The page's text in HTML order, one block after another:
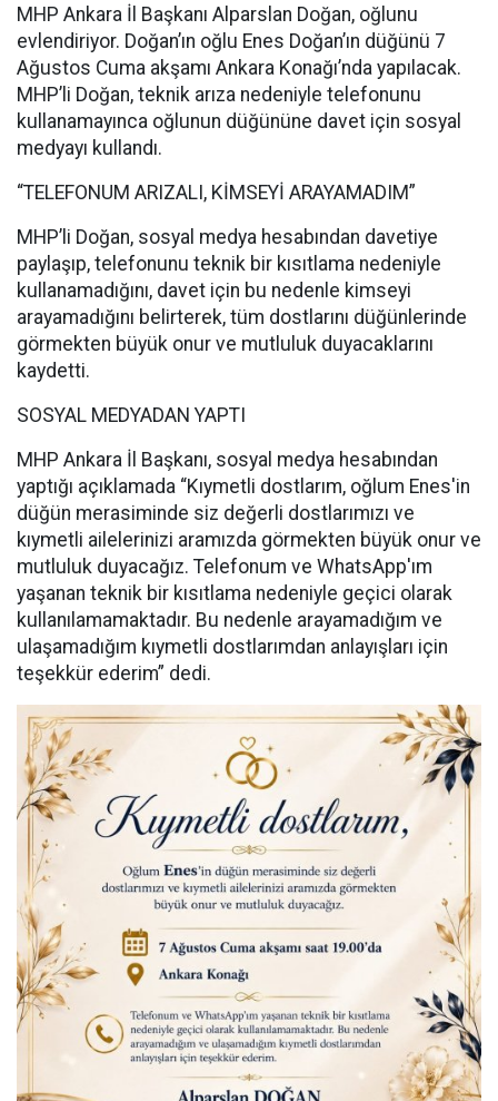
MHP Ankara İl Başkanı Alparslan Doğan, oğlunu
evlendiriyor. Doğan’ın oğlu Enes Doğan’ın düğünü 7
Ağustos Cuma akşamı Ankara Konağı’nda yapılacak.
MHP’li Doğan, teknik arıza nedeniyle telefonunu
kullanamayınca oğlunun düğününe davet için sosyal
medyayı kullandı.
“TELEFONUM ARIZALI, KİMSEYİ ARAYAMADIM”
MHP’li Doğan, sosyal medya hesabından davetiye
paylaşıp, telefonunu teknik bir kısıtlama nedeniyle
kullanamadığını, davet için bu nedenle kimseyi
arayamadığını belirterek, tüm dostlarını düğünlerinde
görmekten büyük onur ve mutluluk duyacaklarını
kaydetti.
SOSYAL MEDYADAN YAPTI
MHP Ankara İl Başkanı, sosyal medya hesabından
yaptığı açıklamada “Kıymetli dostlarım, oğlum Enes'in
düğün merasiminde siz değerli dostlarımızı ve
kıymetli ailelerinizi aramızda görmekten büyük onur ve
mutluluk duyacağız. Telefonum ve WhatsApp'ım
yaşanan teknik bir kısıtlama nedeniyle geçici olarak
kullanılamamaktadır. Bu nedenle arayamadığım ve
ulaşamadığım kıymetli dostlarımdan anlayışları için
teşekkür ederim” dedi.